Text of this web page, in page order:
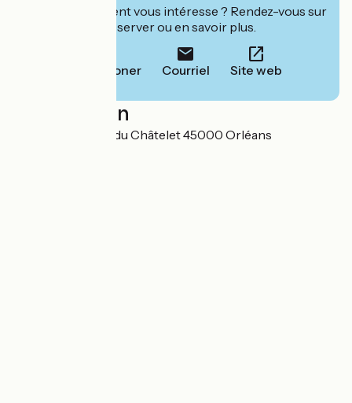
Cet établissement vous intéresse ? Rendez-vous sur
leur site pour réserver ou en savoir plus.
Téléphoner Courriel Site web
Localisation
SAS PLD 80 quai du Châtelet 45000 Orléans